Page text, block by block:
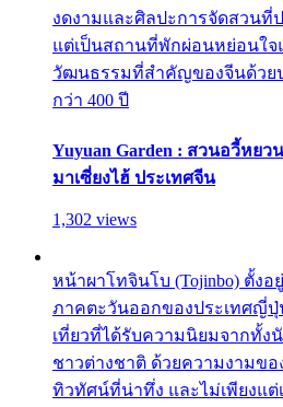
งดงามและศิลปะการจัดสวนที่
แต่เป็นสถานที่พักผ่อนหย่อนใจ
วัฒนธรรมที่สำคัญของจีนด้วย
กว่า 400 ปี
Yuyuan Garden : สวนอวี้หย
มาเซี่ยงไฮ้ ประเทศจีน
1,302 views
หน้าผาโทจินโบ (Tojinbo) ตั้งอ
ภาคตะวันออกของประเทศญี่
เที่ยวที่ได้รับความนิยมจากทั้ง
ชาวต่างชาติ ด้วยความงามข
ทิวทัศน์ที่น่าทึ่ง และไม่เพียงแต่